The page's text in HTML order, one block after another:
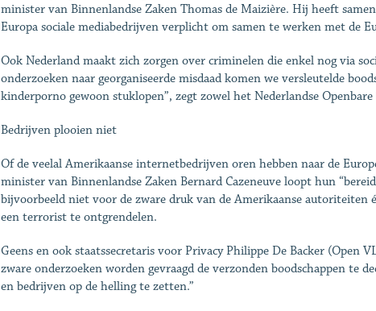
minister van Binnenlandse Zaken Thomas de Maizière. Hij heeft
Europa sociale mediabedrijven verplicht om samen te werken met de
Ook Nederland maakt zich zorgen over criminelen die enkel nog via
onderzoeken naar georganiseerde misdaad komen we versleutelde
kinderporno gewoon stuklopen”, zegt zowel het ­Nederlandse
Bedrijven plooien niet
Of de veelal Amerikaanse internetbedrijven oren hebben naar de
minister van Binnenlandse Zaken Bernard Cazeneuve loopt hun
bijvoorbeeld niet voor de zware druk van de Amerikaanse autoriteiten
een terrorist te ontgrendelen.
Geens en ook staatssecretaris voor Privacy Philippe De Backer
zware onderzoeken worden ­gevraagd de verzonden boodschappen te
en bedrijven op de helling te zetten.”